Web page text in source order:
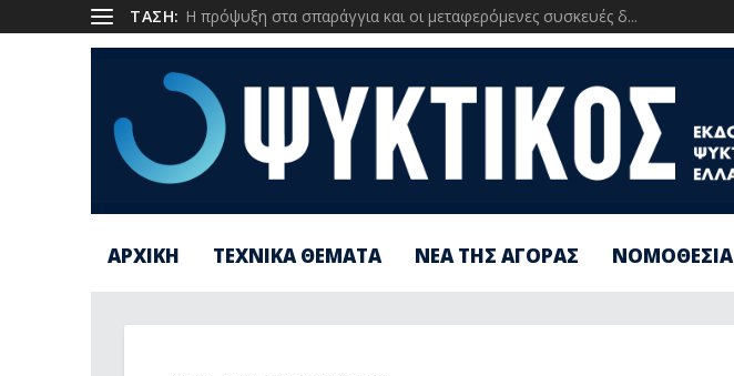
ΤΑΣΗ: Η πρόψυξη στα σπαράγγια και οι μεταφερόμενες συσκευές δ...
ΑΡΧΙΚΗ ΤΕΧΝΙΚΑ ΘΕΜΑΤΑ ΝΕΑ ΤΗΣ ΑΓΟΡΑΣ ΝΟΜΟΘΕΣΙΑ